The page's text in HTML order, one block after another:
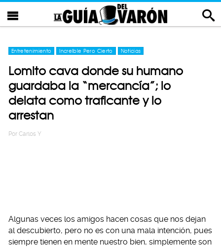
Entretenimiento Increíble Pero Cierto Noticias
Lomito cava donde su humano
guardaba la “mercancía”; lo
delata como traficante y lo
arrestan
Por Carlos Y
Algunas veces los amigos hacen cosas que nos dejan
al descubierto, pero no es con una mala intención, pues
siempre tienen en mente nuestro bien, simplemente son